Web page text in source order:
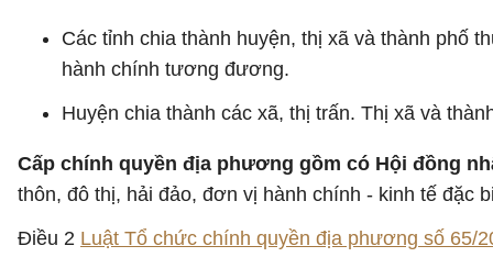
Các tỉnh chia thành huyện, thị xã và thành phố
hành chính tương đương.
Huyện chia thành các xã, thị trấn. Thị xã và
Cấp chính quyền địa phương gồm có Hội đồng
thôn, đô thị, hải đảo, đơn vị hành chính - kinh tế đặc
Điều 2 Luật Tổ chức chính quyền địa phương số 65/